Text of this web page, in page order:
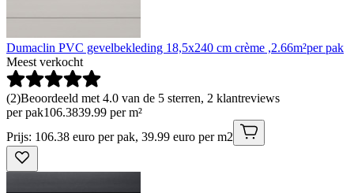
Dumaclin PVC gevelbekleding 18,5x240 cm crème ,2.66m²per pak
Meest verkocht
(2)Beoordeeld met 4.0 van de 5 sterren, 2 klantreviews
per pak106.3839.99 per m²
Prijs: 106.38 euro per pak, 39.99 euro per m2